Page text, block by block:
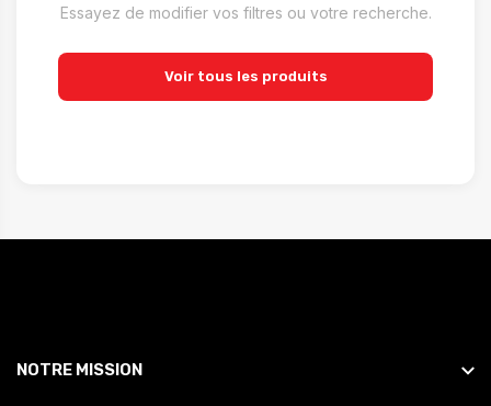
Essayez de modifier vos filtres ou votre recherche.
Voir tous les produits
NOTRE MISSION